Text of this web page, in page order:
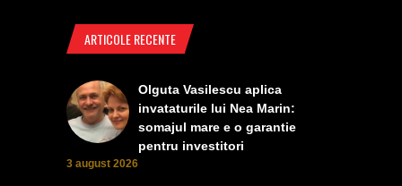
ARTICOLE RECENTE
Olguta Vasilescu aplica
invataturile lui Nea Marin:
somajul mare e o garantie
pentru investitori
3 august 2026